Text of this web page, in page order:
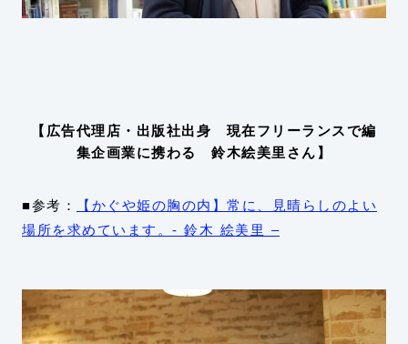
【広告代理店・出版社出身 現在フリーランスで編
集企画業に携わる 鈴木絵美里さん】
■参考：
【かぐや姫の胸の内】常に、見晴らしのよい
場所を求めています。- 鈴木 絵美里 –